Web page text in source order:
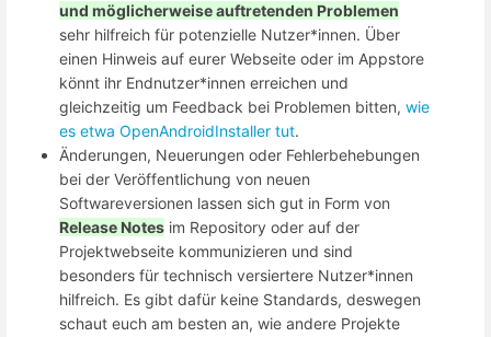
und möglicherweise auftretenden Problemen
sehr hilfreich für potenzielle Nutzer*innen. Über
einen Hinweis auf eurer Webseite oder im Appstore
könnt ihr Endnutzer*innen erreichen und
gleichzeitig um Feedback bei Problemen bitten, wie
es etwa OpenAndroidInstaller tut.
Änderungen, Neuerungen oder Fehlerbehebungen
bei der Veröffentlichung von neuen
Softwareversionen lassen sich gut in Form von
Release Notes im Repository oder auf der
Projektwebseite kommunizieren und sind
besonders für technisch versiertere Nutzer*innen
hilfreich. Es gibt dafür keine Standards, deswegen
schaut euch am besten an, wie andere Projekte